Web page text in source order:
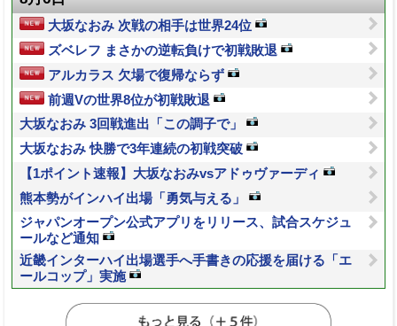
大坂なおみ 次戦の相手は世界24位
ズベレフ まさかの逆転負けで初戦敗退
アルカラス 欠場で復帰ならず
前週Vの世界8位が初戦敗退
大坂なおみ 3回戦進出「この調子で」
大坂なおみ 快勝で3年連続の初戦突破
【1ポイント速報】大坂なおみvsアドゥヴァーディ
熊本勢がインハイ出場「勇気与える」
ジャパンオープン公式アプリをリリース、試合スケジュ
ールなど通知
近畿インターハイ出場選手へ手書きの応援を届ける「エ
ールコップ」実施